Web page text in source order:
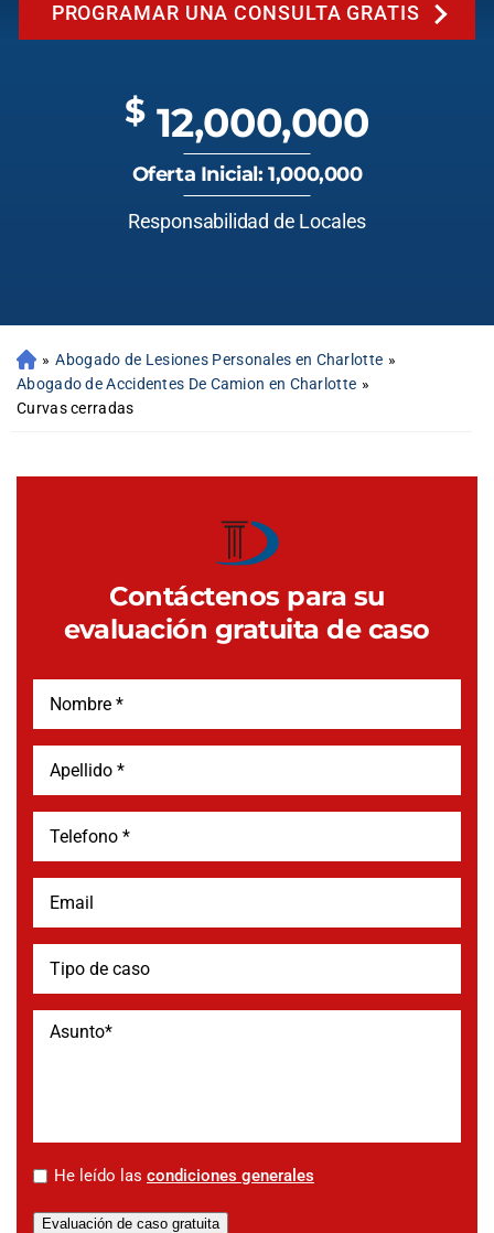
PROGRAMAR UNA CONSULTA GRATIS
$ 12,000,000
Oferta Inicial: 1,000,000
Responsabilidad de Locales
» Abogado de Lesiones Personales en Charlotte »
Abogado de Accidentes De Camion en Charlotte »
Curvas cerradas
Contáctenos para su
evaluación gratuita de caso
* He leído las condiciones generales
Evaluación de caso gratuita